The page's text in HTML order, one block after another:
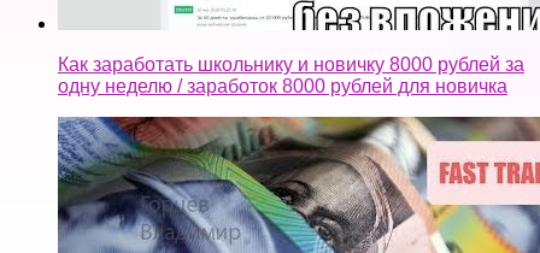
Как заработать школьнику и новичку 8000 рублей за
одну неделю / заработок 8000 рублей для новичка